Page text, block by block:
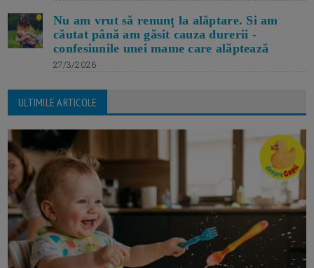
Nu am vrut să renunț la alăptare. Si am
căutat până am găsit cauza durerii -
confesiunile unei mame care alăptează
27/3/2026
ULTIMILE ARTICOLE